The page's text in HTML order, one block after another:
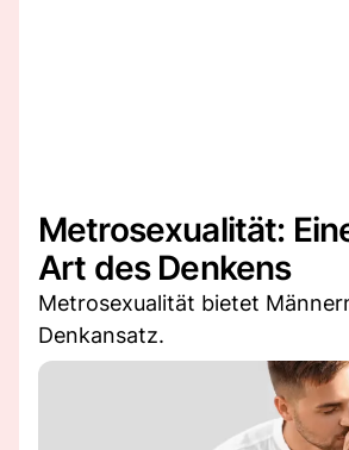
Metrosexualität:
Art des Denkens
Metrosexualität bietet
Denkansatz.